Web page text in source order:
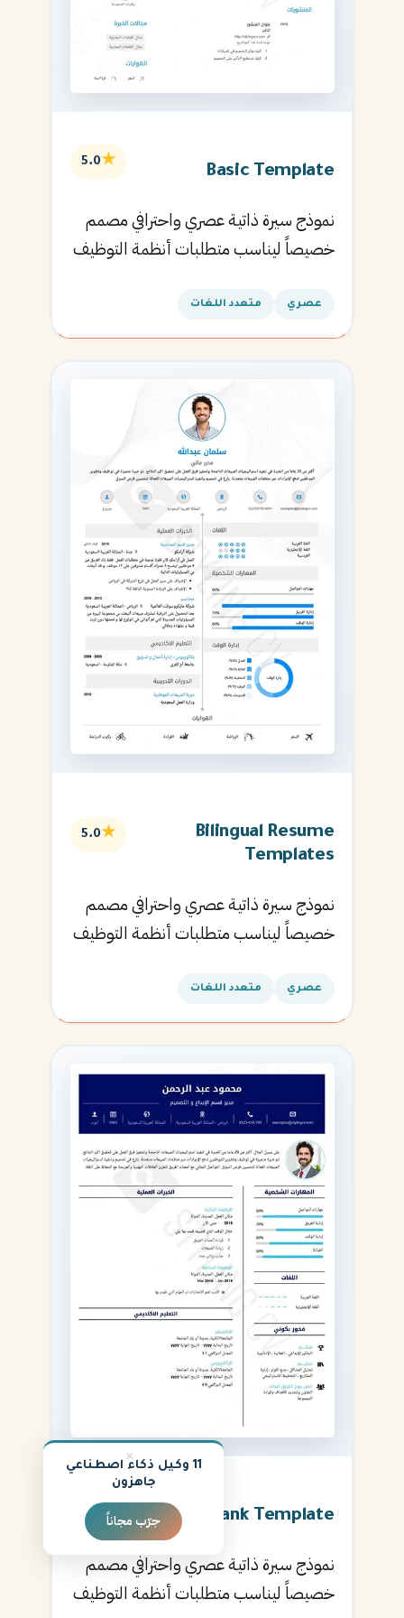
Basic Template
★
5.0
نموذج سيرة ذاتية عصري واحترافي مصمم
خصيصاً ليناسب متطلبات أنظمة التوظيف
القادمة.
عصري متعدد اللغات
Bilingual Resume
Templates
★
5.0
نموذج سيرة ذاتية عصري واحترافي مصمم
خصيصاً ليناسب متطلبات أنظمة التوظيف
القادمة.
عصري متعدد اللغات
Blank Template
★
4.9
نموذج سيرة ذاتية عصري واحترافي مصمم
خصيصاً ليناسب متطلبات أنظمة التوظيف
×
11 وكيل ذكاء اصطناعي
جاهزون
جرّب مجاناً